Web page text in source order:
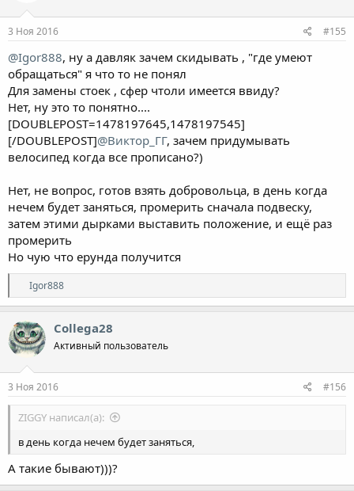
3 Ноя 2016 #155
@Igor888, ну а давляк зачем скидывать , "где умеют
обращаться" я что то не понял
Для замены стоек , сфер чтоли имеется ввиду?
Нет, ну это то понятно....
[DOUBLEPOST=1478197645,1478197545]
[/DOUBLEPOST]@Виктор_ГГ, зачем придумывать
велосипед когда все прописано?)
Нет, не вопрос, готов взять добровольца, в день когда
нечем будет заняться, промерить сначала подвеску,
затем этими дырками выставить положение, и ещё раз
промерить
Но чую что ерунда получится
Р
е
а
к
ц
и
и
:
Igor888
Collega28
Активный пользователь
3 Ноя 2016 #156
ZIGGY написал(а):
в день когда нечем будет заняться,
А такие бывают)))?